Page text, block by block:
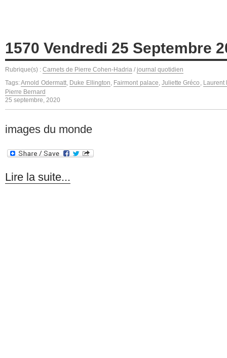
1570 Vendredi 25 Septembre
Rubrique(s) : Carnets de Pierre Cohen-Hadria / journal quotidien
Tags:Arnold Odermatt, Duke Ellington Fairmont palace ,Juliette Gréco
Laurent
Pierre Bernard
25 septembre, 2020
images du monde
Lire la suite...